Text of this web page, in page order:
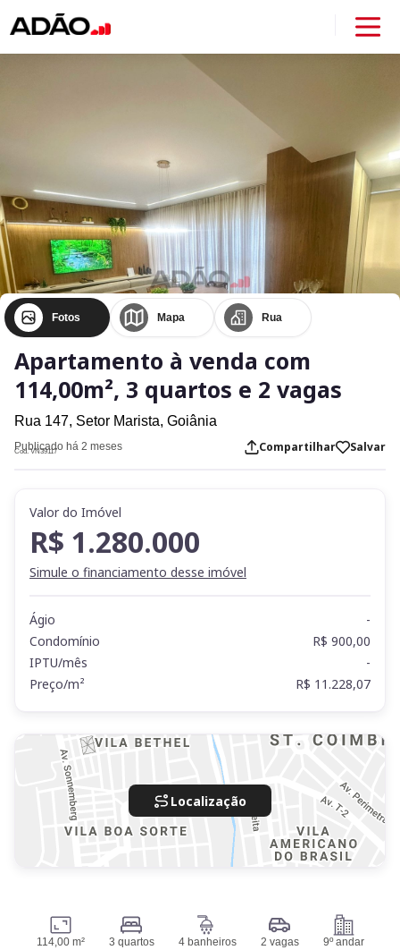
Fotos Mapa Rua
Apartamento à venda com
114,00m², 3 quartos e 2 vagas
Rua 147, Setor Marista, Goiânia
Publicado há 2 meses
Cod. VN39117 Compartilhar Salvar
Valor do Imóvel
R$ 1.280.000
Simule o financiamento desse imóvel
Ágio
-
Condomínio
R$ 900,00
IPTU/mês
-
Preço/m²
R$ 11.228,07
Localização
114,00 m² 3 quartos 4 banheiros 2 vagas 9º andar